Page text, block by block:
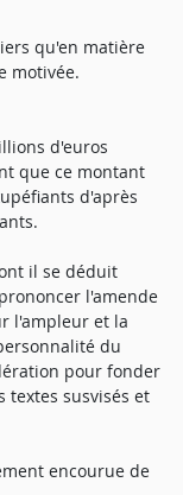
qu'en matière
motivée.
d'euros
que ce montant
d'après
il se déduit
l'amende
l'ampleur et la
du
pour fonder
textes susvisés et
encourue de